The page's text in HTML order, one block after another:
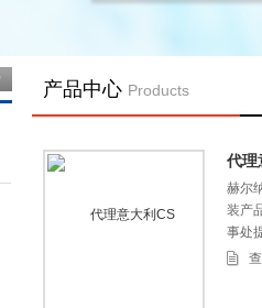
产品中心 Products
代理
赫尔
装产
事处